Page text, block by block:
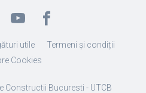
utile
Termeni și condiții
Cookies
Constructii Bucuresti - UTCB